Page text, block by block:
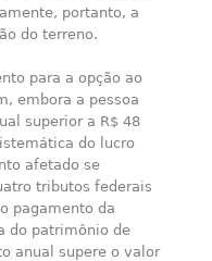
portanto, a
do terreno.
para a opção ao
embora a pessoa
superior a R$ 48
do lucro
afetado se
tributos federais
pagamento da
do patrimônio de
anual supere o valor